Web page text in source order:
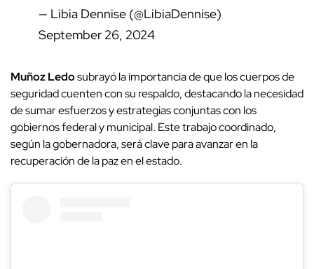
— Libia Dennise (@LibiaDennise)
September 26, 2024
Muñoz Ledosubrayó la importancia de que los cuerpos de
seguridad cuenten con su respaldo, destacando la necesidad
de sumar esfuerzos y estrategias conjuntas con los
gobiernos federal y municipal. Este trabajo coordinado,
según la gobernadora, será clave para avanzar en la
recuperación de la paz en el estado.